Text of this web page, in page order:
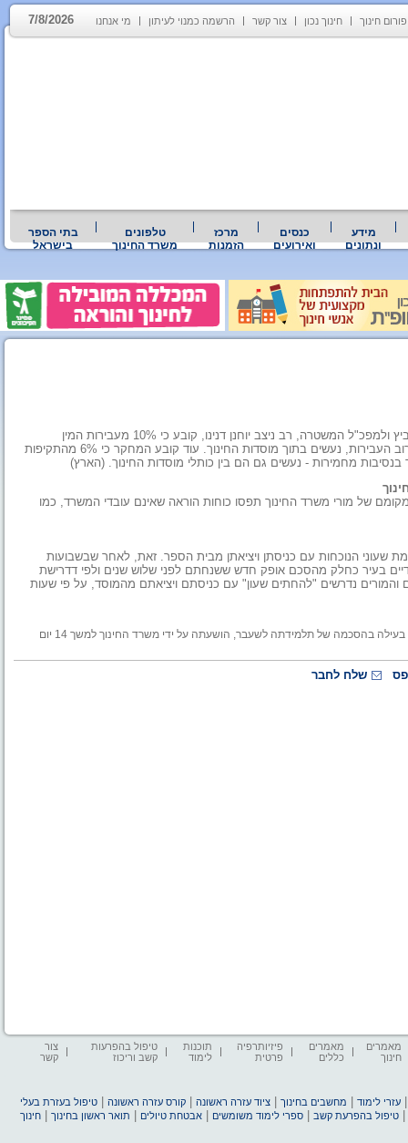
פורום חינוך חינוך נכון צור קשר הרשמה כמנוי לעיתון מי אנחנו 7/8/2026
מידע
ונתונים
כנסים
ואירועים
מרכז
הזמנות
טלפונים
משרד החינוך
בתי הספר
בישראל
מחקר חדש, שיוצג בימים הקרובים לשר לביטחון הפנים יצחק אהרונוביץ ולמפכ"ל המשטרה, רב ניצב יוחנן דנינו, קובע כי 10% מעבירות המין
המבוצעות בישראל - אם לא כוללים את הבית והרחוב שם מבוצעות רוב העבירות, נעשים בתוך מוסדות החינוך. עוד קובע המחקר כי 6% מהתקיפות
מחמירות - נעשים גם הם בין כותלי מוסדות החינוך. (הארץ)
של בנק ישראל, המתייחס לשנים 2001-2009 , את מקומם של מורי משרד החינוך תפסו כוחות הוראה שאינם עובדי המשרד, כמו
שעוני הנוכחות עם כניסתן ויציאתן מבית הספר. זאת, לאחר שבשבועות
בעיר כחלק מהסכם אופק חדש ששנחתם לפני שלוש שנים ולפי דדרישת
נדרשים "להחתים שעון" עם כניסתם ויציאתם מהמוסד, על פי שעות
מורה מבית ספר במחוז חיפה, שהוגש נגדה כתב אישום לפני כשבועיים בשל בעילה בהסכמה של תלמידתה לשעבר, הושעתה על ידי משרד החינוך למשך 14 יום
שלח לחבר
מאמרים
חינוך
מאמרים
כללים
פיזיותרפיה
פרטית
תוכנות
לימוד
טיפול בהפרעות
קשב וריכוז
צור
קשר
עזרי לימוד מחשבים בחינוך |ציוד עזרה ראשונה |קורס עזרה ראשונה |טיפול בעזרת בעלי
|טיפול בהפרעת קשב |ספרי לימוד משומשים |אבטחת טיולים תואר ראשון בחינוך |חינוך